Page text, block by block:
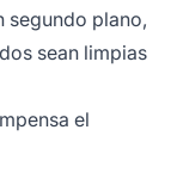
segundo plano,
sean limpias
el